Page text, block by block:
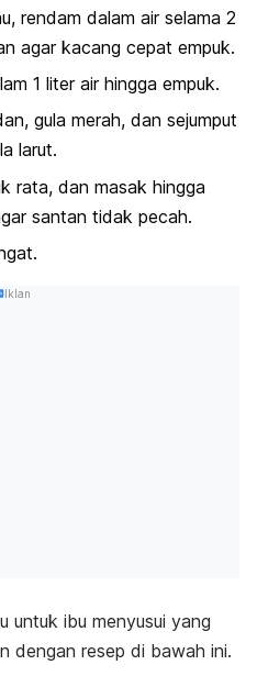
rendam dalam air selama 2
agar kacang cepat empuk.
1 liter air hingga empuk.
gula merah, dan sejumput
larut.
rata, dan masak hingga
santan tidak pecah.
Iklan
untuk ibu menyusui yang
dengan resep di bawah ini.